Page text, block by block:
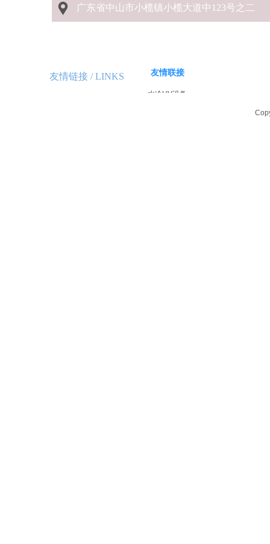
广东省中山市小榄镇小榄大道中123号之二
友情联接
水冷UV设备
友情链接 /LINKS